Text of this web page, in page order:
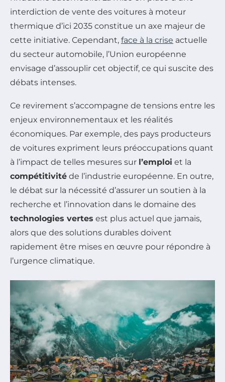
interdiction de vente des voitures à moteur
thermique d’ici 2035 constitue un axe majeur de
cette initiative. Cependant, face à la crise actuelle
du secteur automobile, l’Union européenne
envisage d’assouplir cet objectif, ce qui suscite des
débats intenses.
Ce revirement s’accompagne de tensions entre les
enjeux environnementaux et les réalités
économiques. Par exemple, des pays producteurs
de voitures expriment leurs préoccupations quant
à l’impact de telles mesures sur l’emploi et la
compétitivité de l’industrie européenne. En outre,
le débat sur la nécessité d’assurer un soutien à la
recherche et l’innovation dans le domaine des
technologies vertes est plus actuel que jamais,
alors que des solutions durables doivent
rapidement être mises en œuvre pour répondre à
l’urgence climatique.